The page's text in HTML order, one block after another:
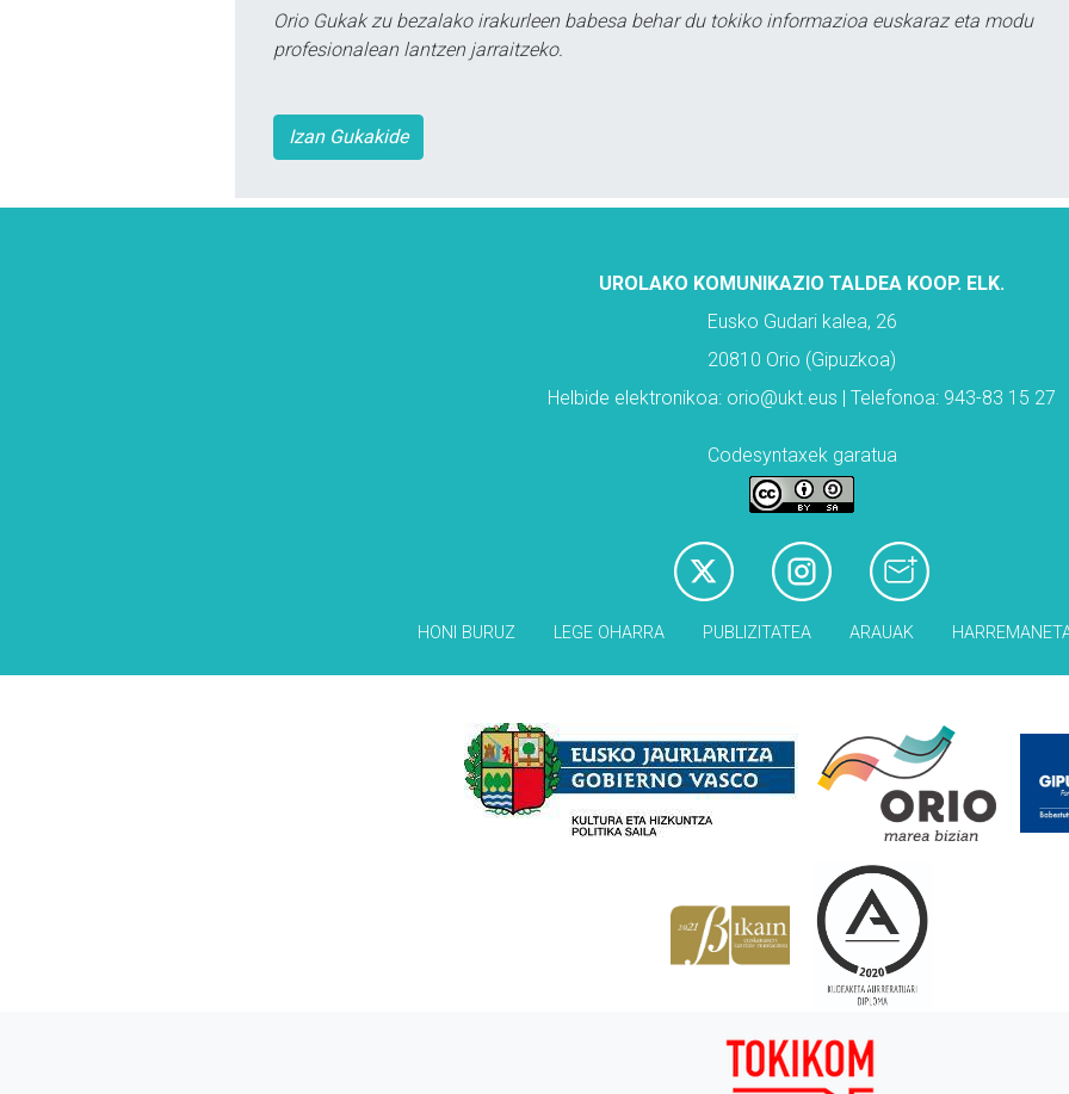
Orio Gukak zu bezalako irakurleen babesa behar du tokiko informazioa euskaraz eta modu
profesionalean lantzen jarraitzeko.
Izan Gukakide
UROLAKO KOMUNIKAZIO TALDEA KOOP. ELK.
Eusko Gudari kalea, 26
20810 Orio (Gipuzkoa)
Helbide elektronikoa: orio@ukt.eus | Telefonoa: 943-83 15 27
Codesyntaxek garatua
HONI BURUZ LEGE OHARRA PUBLIZITATEA ARAUAK